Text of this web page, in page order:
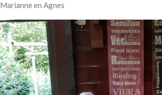
Marianne en Agnes